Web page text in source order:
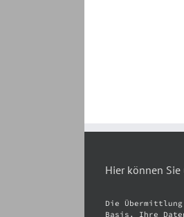
Hier können
Die
Basis. Ihre